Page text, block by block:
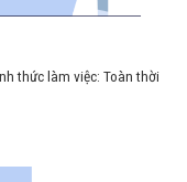
thức làm việc: Toàn thời